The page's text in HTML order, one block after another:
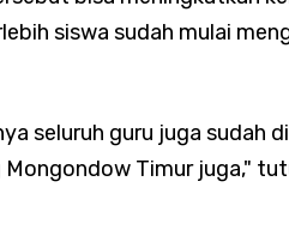
siswa sudah mulai
seluruh guru juga sudah
Timur juga,"